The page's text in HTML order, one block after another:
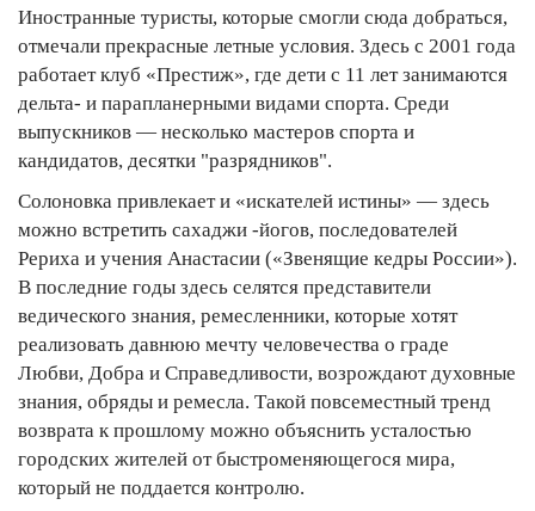
Иностранные туристы, которые смогли сюда добраться,
отмечали прекрасные летные условия. Здесь с 2001 года
работает клуб «Престиж», где дети с 11 лет занимаются
дельта- и парапланерными видами спорта. Среди
выпускников — несколько мастеров спорта и
кандидатов, десятки "разрядников".
Солоновка привлекает и «искателей истины» — здесь
можно встретить сахаджи -йогов, последователей
Рериха и учения Анастасии («Звенящие кедры России»).
В последние годы здесь селятся представители
ведического знания, ремесленники, которые хотят
реализовать давнюю мечту человечества о граде
Любви, Добра и Справедливости, возрождают духовные
знания, обряды и ремесла. Такой повсеместный тренд
возврата к прошлому можно объяснить усталостью
городских жителей от быстроменяющегося мира,
который не поддается контролю.